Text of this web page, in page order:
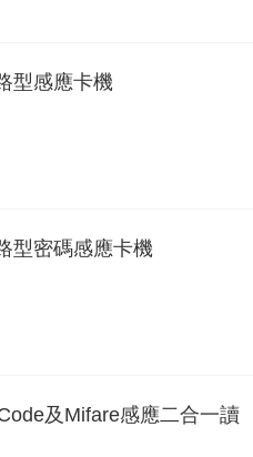
型感應卡機
型密碼感應卡機
及Mifare感應二合一讀